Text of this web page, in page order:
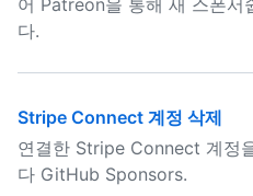
어 Patreon을 통해 새 스폰서
다.
Stripe Connect 계정 삭제
연결한 Stripe Connect 계정
다 GitHub Sponsors.